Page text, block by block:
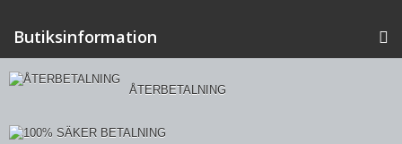
Butiksinformation
ÅTERBETALNING